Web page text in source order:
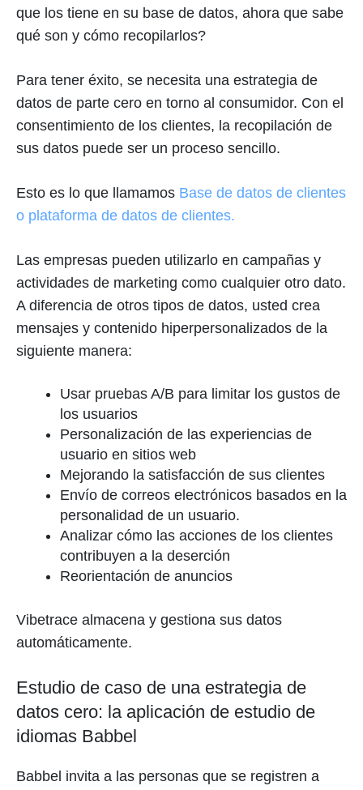
que los tiene en su base de datos, ahora que sabe
qué son y cómo recopilarlos?
Para tener éxito, se necesita una estrategia de
datos de parte cero en torno al consumidor. Con el
consentimiento de los clientes, la recopilación de
sus datos puede ser un proceso sencillo.
Esto es lo que llamamos Base de datos de clientes
o plataforma de datos de clientes.
Las empresas pueden utilizarlo en campañas y
actividades de marketing como cualquier otro dato.
A diferencia de otros tipos de datos, usted crea
mensajes y contenido hiperpersonalizados de la
siguiente manera:
Usar pruebas A/B para limitar los gustos de
los usuarios
Personalización de las experiencias de
usuario en sitios web
Mejorando la satisfacción de sus clientes
Envío de correos electrónicos basados en la
personalidad de un usuario.
Analizar cómo las acciones de los clientes
contribuyen a la deserción
Reorientación de anuncios
Vibetrace almacena y gestiona sus datos
automáticamente.
Estudio de caso de una estrategia de
datos cero: la aplicación de estudio de
idiomas Babbel
Babbel invita a las personas que se registren a